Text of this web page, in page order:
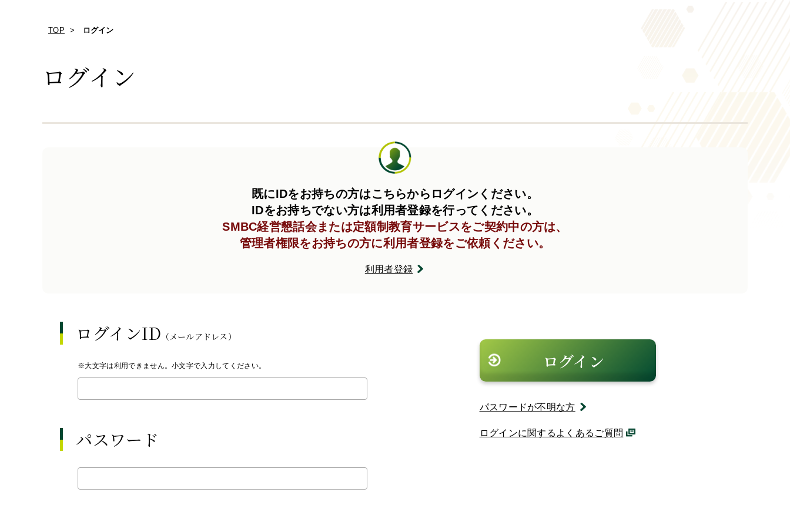
TOP ログイン
ログイン
既にIDをお持ちの方はこちらからログインください。
IDをお持ちでない方は利用者登録を行ってください。
SMBC経営懇話会または定額制教育サービスをご契約中の方は、
管理者権限をお持ちの方に利用者登録をご依頼ください。
利用者登録
ログインID （メールアドレス）
※大文字は利用できません。小文字で入力してください。
パスワード
ログイン
パスワードが不明な方
ログインに関するよくあるご質問